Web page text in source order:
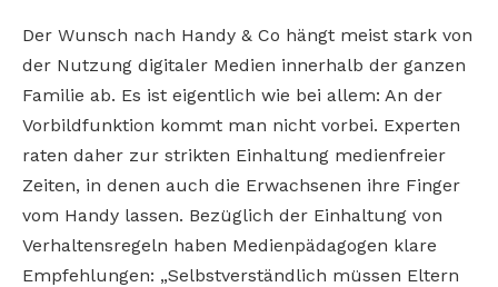
Der Wunsch nach Handy & Co hängt meist stark von
der Nutzung digitaler Medien innerhalb der ganzen
Familie ab. Es ist eigentlich wie bei allem: An der
Vorbildfunktion kommt man nicht vorbei. Experten
raten daher zur strikten Einhaltung medienfreier
Zeiten, in denen auch die Erwachsenen ihre Finger
vom Handy lassen. Bezüglich der Einhaltung von
Verhaltensregeln haben Medienpädagogen klare
Empfehlungen: „Selbstverständlich müssen Eltern